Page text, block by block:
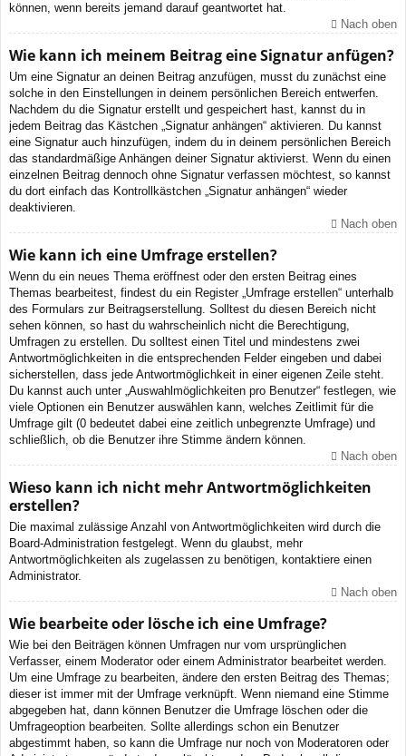
können, wenn bereits jemand darauf geantwortet hat.
Nach oben
Wie kann ich meinem Beitrag eine Signatur anfügen?
Um eine Signatur an deinen Beitrag anzufügen, musst du zunächst eine
solche in den Einstellungen in deinem persönlichen Bereich entwerfen.
Nachdem du die Signatur erstellt und gespeichert hast, kannst du in
jedem Beitrag das Kästchen „Signatur anhängen“ aktivieren. Du kannst
eine Signatur auch hinzufügen, indem du in deinem persönlichen Bereich
das standardmäßige Anhängen deiner Signatur aktivierst. Wenn du einen
einzelnen Beitrag dennoch ohne Signatur verfassen möchtest, so kannst
du dort einfach das Kontrollkästchen „Signatur anhängen“ wieder
deaktivieren.
Nach oben
Wie kann ich eine Umfrage erstellen?
Wenn du ein neues Thema eröffnest oder den ersten Beitrag eines
Themas bearbeitest, findest du ein Register „Umfrage erstellen“ unterhalb
des Formulars zur Beitragserstellung. Solltest du diesen Bereich nicht
sehen können, so hast du wahrscheinlich nicht die Berechtigung,
Umfragen zu erstellen. Du solltest einen Titel und mindestens zwei
Antwortmöglichkeiten in die entsprechenden Felder eingeben und dabei
sicherstellen, dass jede Antwortmöglichkeit in einer eigenen Zeile steht.
Du kannst auch unter „Auswahlmöglichkeiten pro Benutzer“ festlegen, wie
viele Optionen ein Benutzer auswählen kann, welches Zeitlimit für die
Umfrage gilt (0 bedeutet dabei eine zeitlich unbegrenzte Umfrage) und
schließlich, ob die Benutzer ihre Stimme ändern können.
Nach oben
Wieso kann ich nicht mehr Antwortmöglichkeiten
erstellen?
Die maximal zulässige Anzahl von Antwortmöglichkeiten wird durch die
Board-Administration festgelegt. Wenn du glaubst, mehr
Antwortmöglichkeiten als zugelassen zu benötigen, kontaktiere einen
Administrator.
Nach oben
Wie bearbeite oder lösche ich eine Umfrage?
Wie bei den Beiträgen können Umfragen nur vom ursprünglichen
Verfasser, einem Moderator oder einem Administrator bearbeitet werden.
Um eine Umfrage zu bearbeiten, ändere den ersten Beitrag des Themas;
dieser ist immer mit der Umfrage verknüpft. Wenn niemand eine Stimme
abgegeben hat, dann können Benutzer die Umfrage löschen oder die
Umfrageoption bearbeiten. Sollte allerdings schon ein Benutzer
abgestimmt haben, so kann die Umfrage nur noch von Moderatoren oder